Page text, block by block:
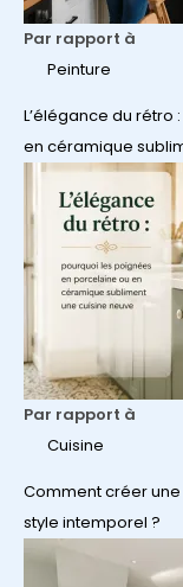
Par rapport à
Peinture
L’élégance du
en céramique
Par rapport à
Cuisine
Comment créer
style intemporel ?